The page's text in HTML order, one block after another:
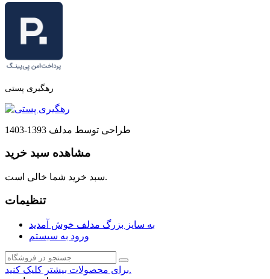
رهگیری پستی
طراحی توسط مدلف 1393-1403
مشاهده سبد خرید
سبد خرید شما خالی است.
تنظیمات
به سایز بزرگ مدلف خوش آمدید
ورود به سیستم
برای محصولات بیشتر کلیک کنید.